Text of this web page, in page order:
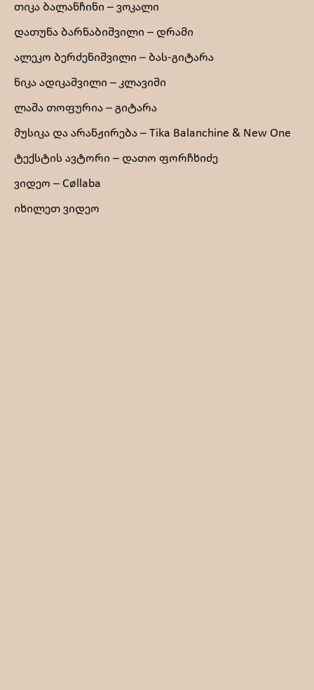
თიკა ბალანჩინი – ვოკალი
დათუნა ბარნაბიშვილი – დრამი
ალეკო ბერძენიშვილი – ბას-გიტარა
ნიკა ადიკაშვილი – კლავიში
ლაშა თოფურია – გიტარა
მუსიკა და არანჟირება – Tika Balanchine & New One
ტექსტის ავტორი – დათო ფორჩხიძე
ვიდეო – Cøllaba
იხილეთ ვიდეო